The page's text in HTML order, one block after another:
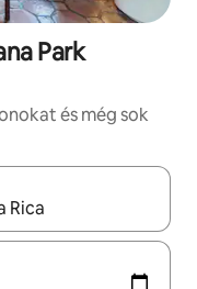
Park
és még sok
nyíllal